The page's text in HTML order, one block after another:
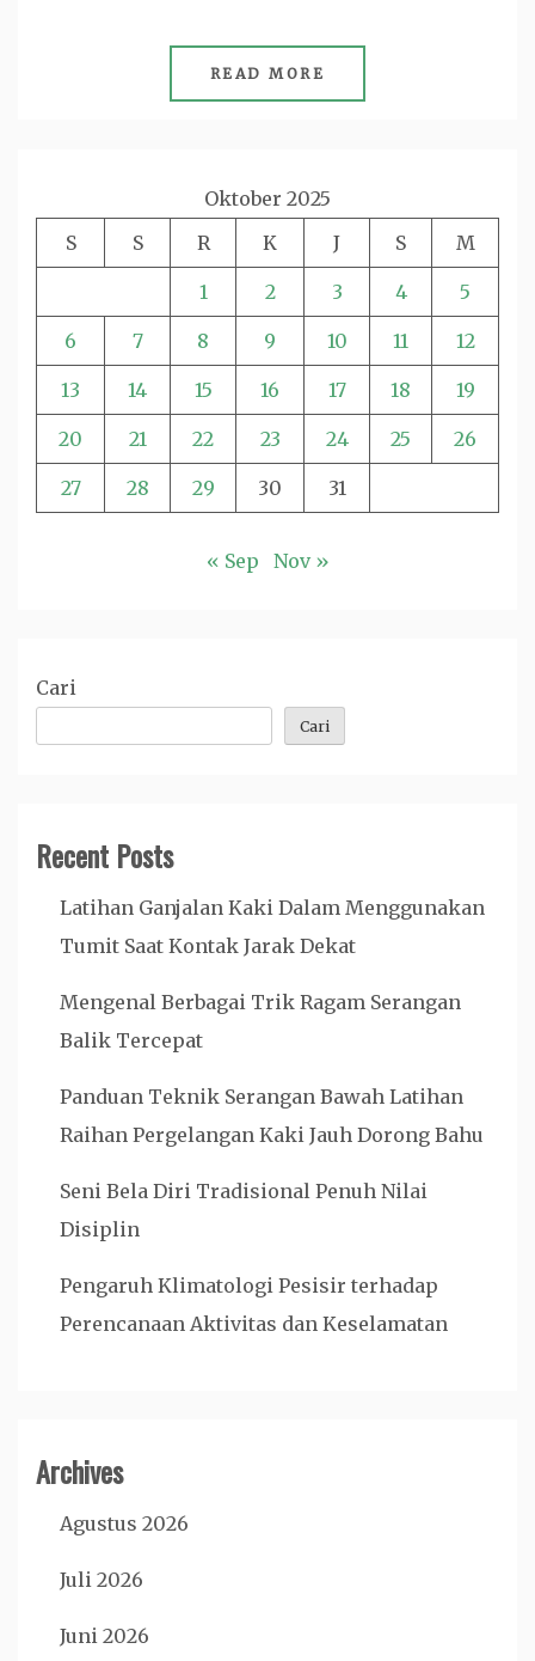
READ MORE
Oktober 2025
S
S R K J S M
1 2 3 4 5
6 7 8 9 10 11 12
13 14 15 16 17 18 19
20 21 22 23 24 25 26
27 28 29 30 31
« Sep Nov »
Cari
Cari
Recent Posts
Latihan Ganjalan Kaki Dalam Menggunakan
Tumit Saat Kontak Jarak Dekat
Mengenal Berbagai Trik Ragam Serangan
Balik Tercepat
Panduan Teknik Serangan Bawah Latihan
Raihan Pergelangan Kaki Jauh Dorong Bahu
Seni Bela Diri Tradisional Penuh Nilai
Disiplin
Pengaruh Klimatologi Pesisir terhadap
Perencanaan Aktivitas dan Keselamatan
Archives
Agustus 2026
Juli 2026
Juni 2026